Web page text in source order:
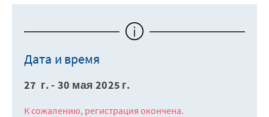
Дата и время
27 г. - 30 мая 2025 г.
К сожалению, регистрация окончена.